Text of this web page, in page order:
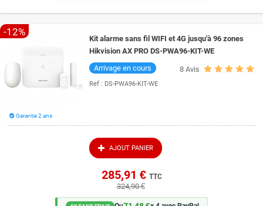
-12%
Kit alarme sans fil WIFI et 4G jusqu'à 96 zones
Hikvision AX PRO DS-PWA96-KIT-WE
8Avis
Arrivage en cours
Ref : DS-PWA96-KIT-WE
Garantie 2 ans
AJOUT PANIER
285,91 € TTC
324,90 €